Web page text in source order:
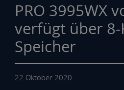
PRO 3995WX
verfügt über 8-
Speicher
22 Oktober 2020